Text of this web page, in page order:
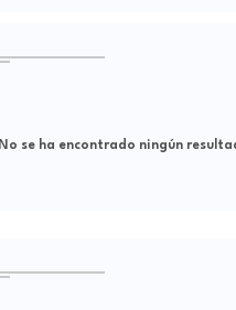
No se ha encontrado ningún